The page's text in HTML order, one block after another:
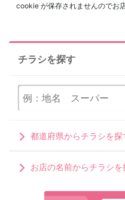
cookie が保存されませんのでお
チラシを探す
都道府県からチラシを探
お店の名前からチラシを